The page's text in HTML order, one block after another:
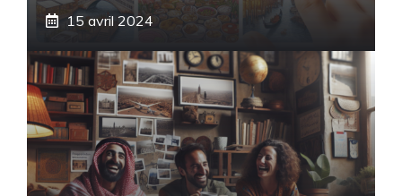
15 avril 2024